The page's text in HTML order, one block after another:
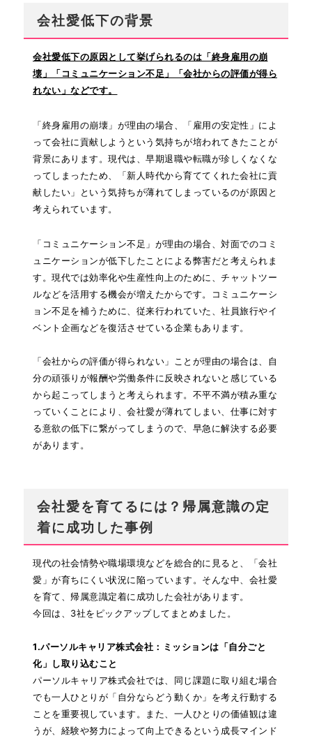
会社愛低下の背景
会社愛低下の原因として挙げられるのは「終身雇用の崩
壊」「コミュニケーション不足」「会社からの評価が得ら
れない」などです。
「終身雇用の崩壊」 が理由の場合、「雇用の安定性」によ
って会社に貢献しようという気持ちが培われてきたことが
背景にあります。現代は、早期退職や転職が珍しくなくな
ってしまったため、「新人時代から育ててくれた会社に貢
献したい」という気持ちが薄れてしまっているのが原因と
考えられています。
「コミュニケーション不足」が理由の場合、対面でのコミ
ュニケーションが低下したことによる弊害だと考えられま
す。現代では効率化や生産性向上のために、チャットツー
ルなどを活用する機会が増えたからです。コミュニケーシ
ョン不足を補うために、従来行われていた、社員旅行やイ
ベント企画などを復活させている企業もあります。
「会社からの評価が得られない」ことが理由の場合は、自
分の頑張りが報酬や労働条件に反映されないと感じている
から起こってしまうと考えられます。不平不満が積み重な
っていくことにより、会社愛が薄れてしまい、仕事に対す
る意欲の低下に繋がってしまうので、早急に解決する必要
があります。
会社愛を育てるには？帰属意識の定
着に成功した事例
現代の社会情勢や職場環境などを総合的に見ると、「会社
愛」が育ちにくい状況に陥っています。そんな中、会社愛
を育て、帰属意識定着に成功した会社があります。
今回は、3社をピックアップしてまとめました。
1.パーソルキャリア株式会社：ミッションは「自分ごと
化」し取り込むこと
パーソルキャリア株式会社では、同じ課題に取り組む場合
でも一人ひとりが「自分ならどう動くか」を考え行動する
ことを重要視しています。
また、一人ひとりの価値観は違
うが、経験や努力によって向上できるという成長マインド